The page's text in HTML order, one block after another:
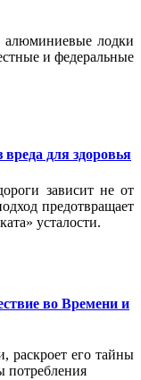
алюминиевые лодки
и федеральные
для здоровья
зависит не от
предотвращает
усталости.
во Времени и
раскроет его тайны
потребления